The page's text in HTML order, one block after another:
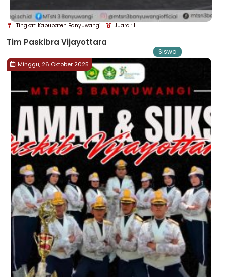
Siswa
Tingkat: Kabupaten Banyuwangi Juara : 1
Tim Paskibra Vijayottara
Minggu, 26 Oktober 2025